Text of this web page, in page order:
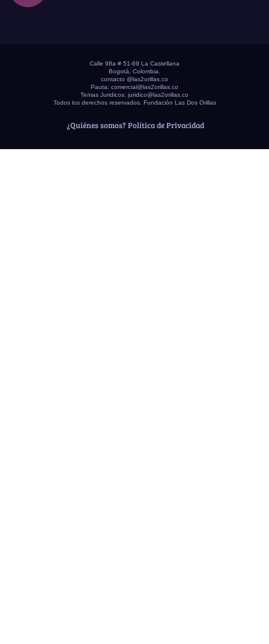
Calle 98a # 51-69 La Castellana
Bogotá, Colombia.
contacto @las2orillas.co
Pauta: comercial@las2orillas.co
Temas Juridicos: juridico@las2orillas.co
Todos los derechos reservados. Fundación Las Dos Orillas
¿Quiénes somos? Política de Privacidad